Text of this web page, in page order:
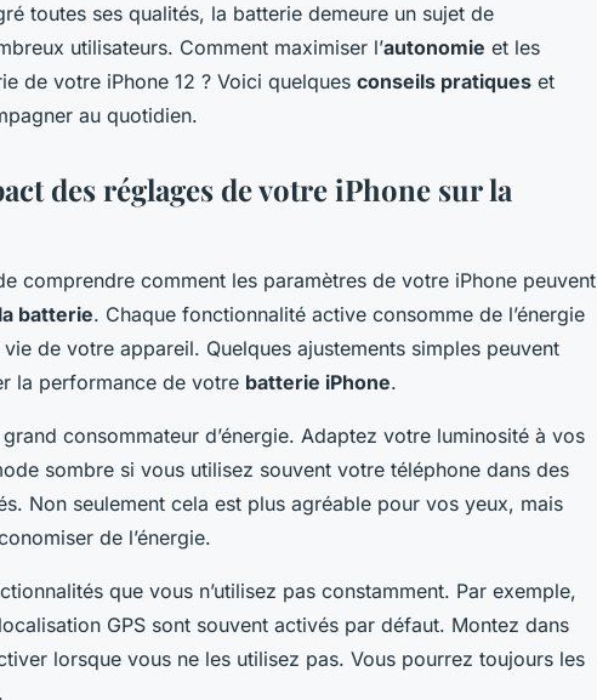
toutes ses qualités, la batterie demeure un sujet de
utilisateurs. Comment maximiser l’autonomie et les
de votre iPhone 12 ? Voici quelques conseils pratiques et
au quotidien.
des réglages de votre iPhone sur la
comprendre comment les paramètres de votre iPhone peuvent
batterie. Chaque fonctionnalité active consomme de l’énergie
de votre appareil. Quelques ajustements simples peuvent
la performance de votre batterie iPhone.
consommateur d’énergie. Adaptez votre luminosité à vos
sombre si vous utilisez souvent votre téléphone dans des
Non seulement cela est plus agréable pour vos yeux, mais
de l’énergie.
que vous n’utilisez pas constamment. Par exemple,
GPS sont souvent activés par défaut. Montez dans
lorsque vous ne les utilisez pas. Vous pourrez toujours les